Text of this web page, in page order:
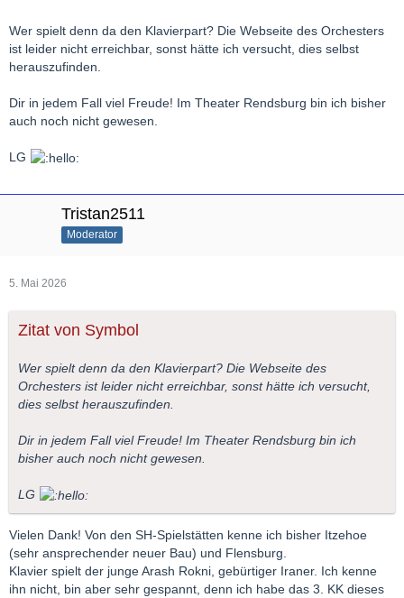
Wer spielt denn da den Klavierpart? Die Webseite des Orchesters
ist leider nicht erreichbar, sonst hätte ich versucht, dies selbst
herauszufinden.
Dir in jedem Fall viel Freude! Im Theater Rendsburg bin ich bisher
auch noch nicht gewesen.
LG
Tristan2511
Moderator
5. Mai 2026
Zitat von Symbol
Wer spielt denn da den Klavierpart? Die Webseite des
Orchesters ist leider nicht erreichbar, sonst hätte ich versucht,
dies selbst herauszufinden.
Dir in jedem Fall viel Freude! Im Theater Rendsburg bin ich
bisher auch noch nicht gewesen.
LG
Vielen Dank! Von den SH-Spielstätten kenne ich bisher Itzehoe
(sehr ansprechender neuer Bau) und Flensburg.
Klavier spielt der junge Arash Rokni, gebürtiger Iraner. Ich kenne
ihn nicht, bin aber sehr gespannt, denn ich habe das 3. KK dieses